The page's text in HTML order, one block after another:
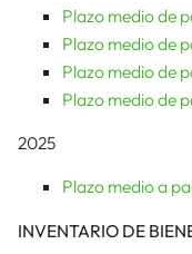
Plazo medio de
Plazo medio de
Plazo medio de
Plazo medio de
2025
Plazo medio a
INVENTARIO DE